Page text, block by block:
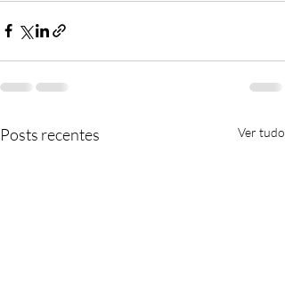
Posts recentes Ver tudo